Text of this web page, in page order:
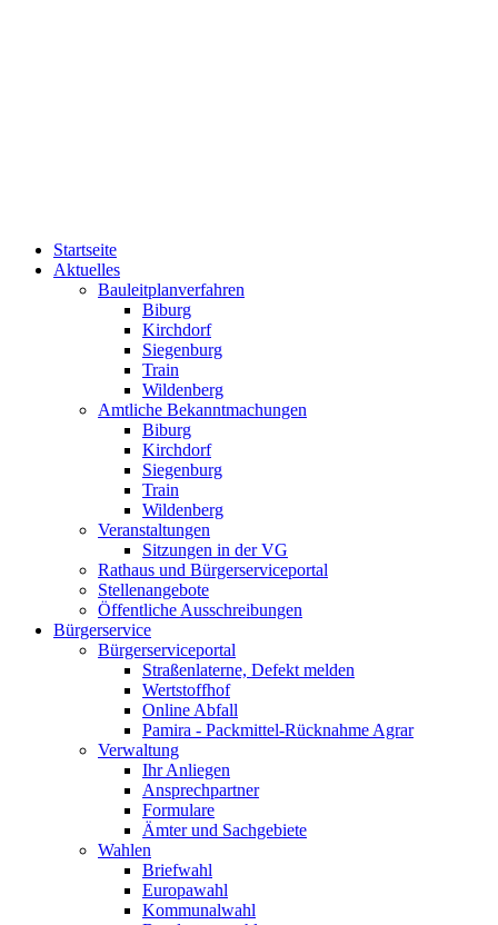
Startseite
Aktuelles
Bauleitplanverfahren
Biburg
Kirchdorf
Siegenburg
Train
Wildenberg
Amtliche Bekanntmachungen
Biburg
Kirchdorf
Siegenburg
Train
Wildenberg
Veranstaltungen
Sitzungen in der VG
Rathaus und Bürgerserviceportal
Stellenangebote
Öffentliche Ausschreibungen
Bürgerservice
Bürgerserviceportal
Straßenlaterne, Defekt melden
Wertstoffhof
Online Abfall
Pamira - Packmittel-Rücknahme Agrar
Verwaltung
Ihr Anliegen
Ansprechpartner
Formulare
Ämter und Sachgebiete
Wahlen
Briefwahl
Europawahl
Kommunalwahl